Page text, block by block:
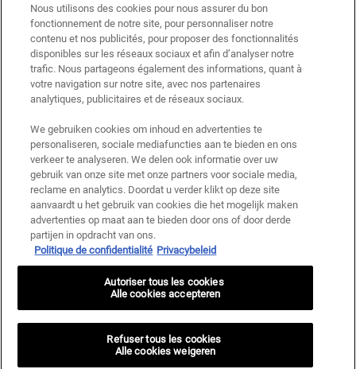
*Welkomstaanbieding geldig voor een eerste bestelling. Niet cumuleerbaar
met andere aanbiedingen of promoties, maar wel cumuleerbaar met «
Cadeau bij aankoop » aanbiedingen. Beperkt tot één keer te gebruiken per
klant. Niet geldig op limited editions en bundels.
Deze site wordt beschermd door Cloudflare en het privacybeleid en de
gebruiksvoorwaarden zijn van toepassing.
AANMELDEN
Fabrikantinformatie
KIEHL'S
14, rue Royale - 75008 Paris France
kiehls@be.oaccare.com
AANKOOPOPTIE
Nous utilisons des cookies pour nous assurer du bon
fonctionnement de notre site, pour personnaliser notre
contenu et nos publicités, pour proposer des fonctionnalités
disponibles sur les réseaux sociaux et afin d’analyser notre
trafic. Nous partageons également des informations, quant à
votre navigation sur notre site, avec nos partenaires
analytiques, publicitaires et de réseaux sociaux.
We gebruiken cookies om inhoud en advertenties te
personaliseren, sociale mediafuncties aan te bieden en ons
verkeer te analyseren. We delen ook informatie over uw
gebruik van onze site met onze partners voor sociale media,
reclame en analytics. Doordat u verder klikt op deze site
aanvaardt u het gebruik van cookies die het mogelijk maken
advertenties op maat aan te bieden door ons of door derde
partijen in opdracht van ons.
Politique de confidentialité Privacybeleid
Refuser tous les cookies
Alle cookies weigeren
Autoriser tous les cookies
Alle cookies accepteren